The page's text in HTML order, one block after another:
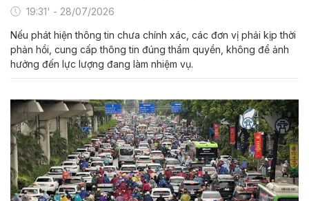
19:31' - 28/07/2026
Nếu phát hiện thông tin chưa chính xác, các đơn vị phải kịp thời
phản hồi, cung cấp thông tin đúng thẩm quyền, không để ảnh
hưởng đến lực lượng đang làm nhiệm vụ.